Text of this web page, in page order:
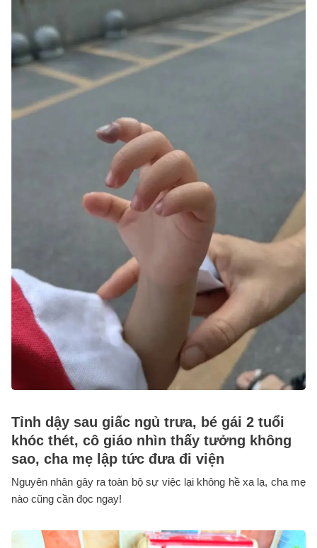
Tỉnh dậy sau giấc ngủ trưa, bé gái 2 tuổi
khóc thét, cô giáo nhìn thấy tưởng không
sao, cha mẹ lập tức đưa đi viện
Nguyên nhân gây ra toàn bộ sự việc lại không hề xa lạ, cha mẹ
nào cũng cần đọc ngay!